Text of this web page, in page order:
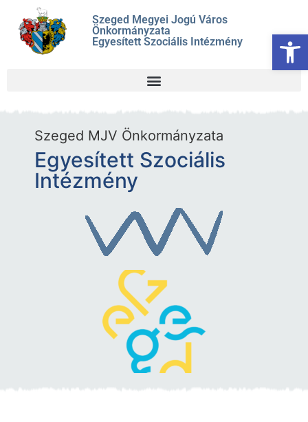
Szeged Megyei Jogú Város
Önkormányzata
Egyesített Szociális Intézmény
Szeged MJV Önkormányzata
Egyesített Szociális
Intézmény